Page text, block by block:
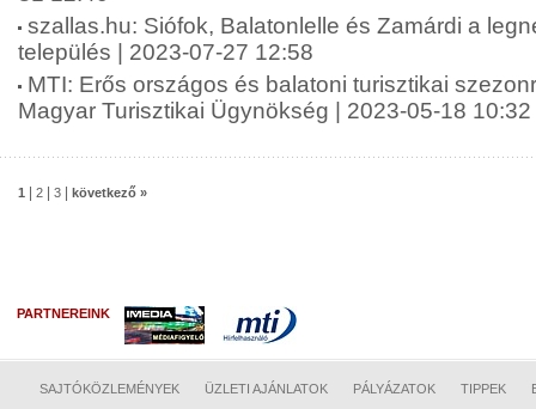
szallas.hu: Siófok, Balatonlelle és Zamárdi a
település | 2023-07-27 12:58
MTI: Erős országos és balatoni turisztikai
Magyar Turisztikai Ügynökség | 2023-05-18 10:32
1 2 3 következő »
PARTNEREINK
SAJTÓKÖZLEMÉNYEK ÜZLETI AJÁNLATOK PÁLYÁZATOK TIPPEK